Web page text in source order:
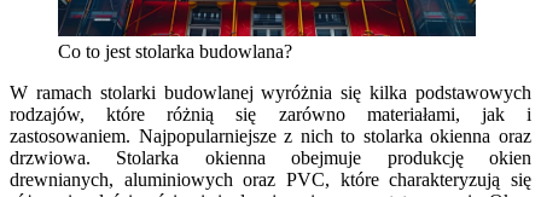
Co to jest stolarka budowlana?
W ramach stolarki budowlanej wyróżnia się kilka podstawowych
rodzajów, które różnią się zarówno materiałami, jak i
zastosowaniem. Najpopularniejsze z nich to stolarka okienna oraz
drzwiowa. Stolarka okienna obejmuje produkcję okien
drewnianych, aluminiowych oraz PVC, które charakteryzują się